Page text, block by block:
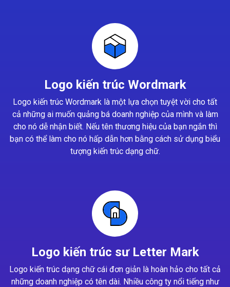
Logo kiến trúc Wordmark
Logo kiến trúc Wordmark là một lựa chọn tuyệt vời cho tất
cả những ai muốn quảng bá doanh nghiệp của mình và làm
cho nó dễ nhận biết. Nếu tên thương hiệu của bạn ngắn thì
bạn có thể làm cho nó hấp dẫn hơn bằng cách sử dụng biểu
tượng kiến trúc dạng chữ.
Logo kiến trúc sư Letter Mark
Logo kiến trúc dạng chữ cái đơn giản là hoàn hảo cho tất cả
những doanh nghiệp có tên dài. Nhiều công ty nổi tiếng như